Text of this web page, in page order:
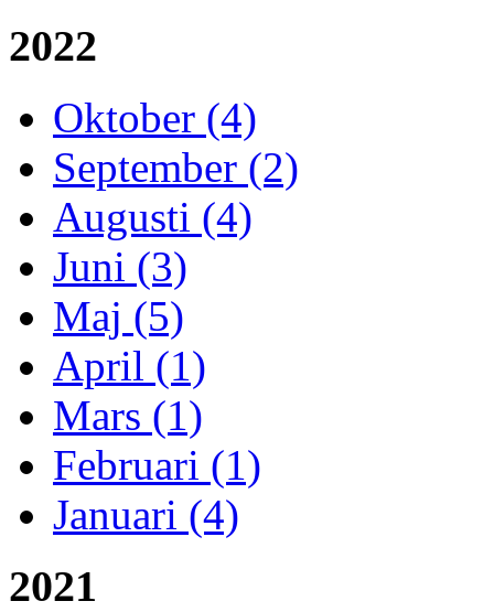
2022
Oktober (4)
September (2)
Augusti (4)
Juni (3)
Maj (5)
April (1)
Mars (1)
Februari (1)
Januari (4)
2021